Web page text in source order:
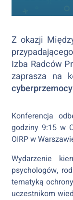
Z okazji
Izba Radców
zaprasza na
Konferencja
godziny 9:15 w
OIRP w
Wydarzenie
psychologów,
tematyką
uczestnikom